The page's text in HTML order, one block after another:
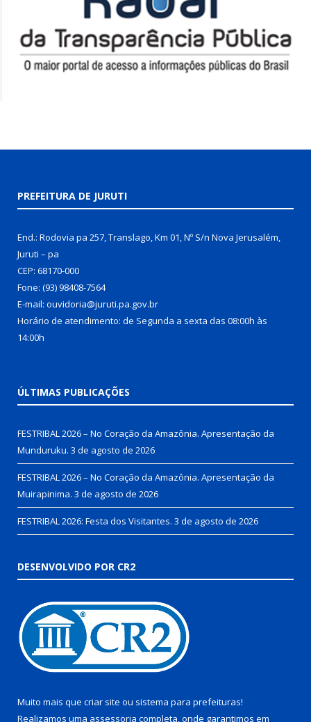
PREFEITURA DE JURUTI
End.: Rodovia pa 257, Translago, Km 01, Nº S/n Nova Jerusalém,
Juruti – pa
CEP: 68170-000
Fone: (93) 98408-7564
E-mail: ouvidoria@juruti.pa.gov.br
Horário de atendimento: de Segunda a sexta das 08:00h às
14:00h
ÚLTIMAS PUBLICAÇÕES
FESTRIBAL 2026 – No Coração da Amazônia. Apresentação da
Munduruku. 3 de agosto de 2026
FESTRIBAL 2026 – No Coração da Amazônia. Apresentação da
Muirapinima. 3 de agosto de 2026
FESTRIBAL 2026: Festa dos Visitantes. 3 de agosto de 2026
DESENVOLVIDO POR CR2
Muito mais que criar site ou sistema para prefeituras!
Realizamos uma assessoria completa, onde garantimos em